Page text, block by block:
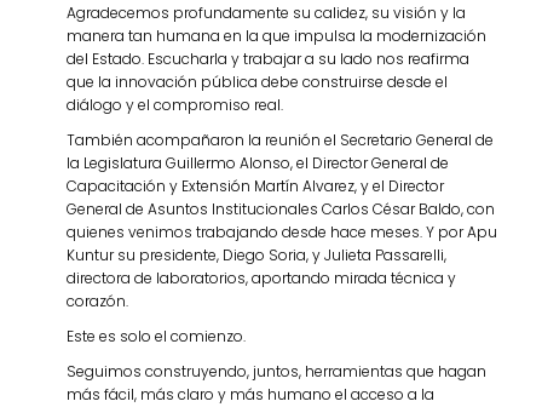
Agradecemos profundamente su calidez, su visión y la
manera tan humana en la que impulsa la modernización
del Estado. Escucharla y trabajar a su lado nos reafirma
que la innovación pública debe construirse desde el
diálogo y el compromiso real.
También acompañaron la reunión el Secretario General de
la Legislatura Guillermo Alonso, el Director General de
Capacitación y Extensión Martín Alvarez, y el Director
General de Asuntos Institucionales Carlos César Baldo, con
quienes venimos trabajando desde hace meses. Y por Apu
Kuntur su presidente, Diego Soria, y Julieta Passarelli,
directora de laboratorios, aportando mirada técnica y
corazón.
Este es solo el comienzo.
Seguimos construyendo, juntos, herramientas que hagan
más fácil, más claro y más humano el acceso a la